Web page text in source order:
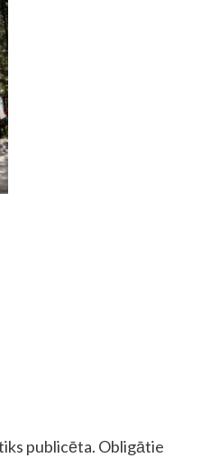
publicēta. Obligātie